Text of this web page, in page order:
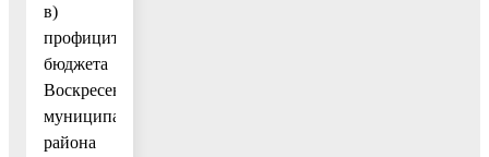
в)
профицит
бюджета
Воскресенского
муниципального
района